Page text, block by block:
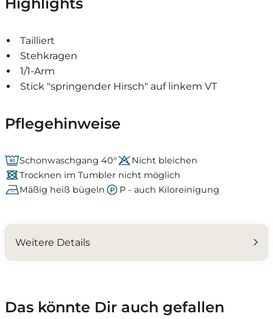
Tailliert
Stehkragen
1/1-Arm
Stick "springender Hirsch" auf linkem VT
Pflegehinweise
Schonwaschgang 40°
Nicht bleichen
Trocknen im Tumbler nicht möglich
Mäßig heiß bügeln
P - auch Kiloreinigung
Weitere Details
Das könnte Dir auch gefallen